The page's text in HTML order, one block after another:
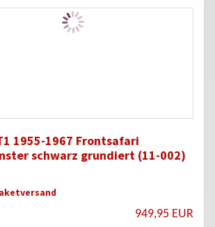
1955-1967 Frontsafari
schwarz grundiert (11-002)
949,95 EUR